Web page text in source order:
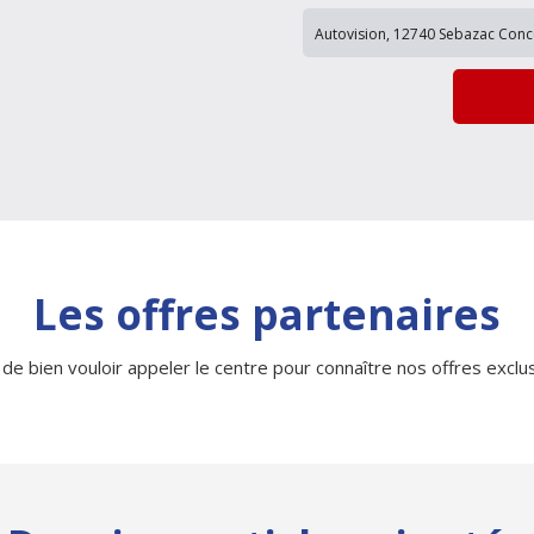
Les offres partenaires
bien vouloir appeler le centre pour connaître nos offres